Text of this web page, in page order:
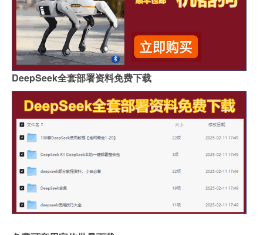
DeepSeek全套部署资料免费下载